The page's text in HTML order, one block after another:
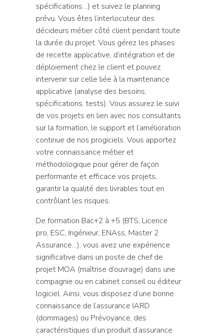
spécifications…) et suivez le planning
prévu. Vous êtes l’interlocuteur des
décideurs métier côté client pendant toute
la durée du projet. Vous gérez les phases
de recette applicative, d’intégration et de
déploiement chez le client et pouvez
intervenir sur celle liée à la maintenance
applicative (analyse des besoins,
spécifications, tests). Vous assurez le suivi
de vos projets en lien avec nos consultants
sur la formation, le support et l’amélioration
continue de nos progiciels. Vous apportez
votre connaissance métier et
méthodologique pour gérer de façon
performante et efficace vos projets,
garantir la qualité des livrables tout en
contrôlant les risques.
De formation Bac+2 à +5 (BTS, Licence
pro, ESC, Ingénieur, ENAss, Master 2
Assurance…), vous avez une expérience
significative dans un poste de chef de
projet MOA (maîtrise d’ouvrage) dans une
compagnie ou en cabinet conseil ou éditeur
logiciel. Ainsi, vous disposez d’une bonne
connaissance de l’assurance IARD
(dommages) ou Prévoyance, des
caractéristiques d’un produit d’assurance